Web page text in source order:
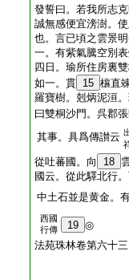
發誓曰。若我所志
誠無感便宜滂澍。
也。言已頃之雲景
一。有紫氣騰空別
四日。瑜所住房裏
如一。貫 15 欀直
羅寶樹。剋炳泥洹
曰雙桐沙門。呉郡
其事。具爲傳讃云
從吐蕃國。向 18
國云。從此驛北行
中土石並是黄金。
西國
行傳
19 ◎
法苑珠林卷第六十三